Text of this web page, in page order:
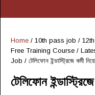
Home / 10th pass job /
Free Training Course /
Job / টেলিফোন ইন্ডাস্ট্রিজে কর্মী
টেলিফোন